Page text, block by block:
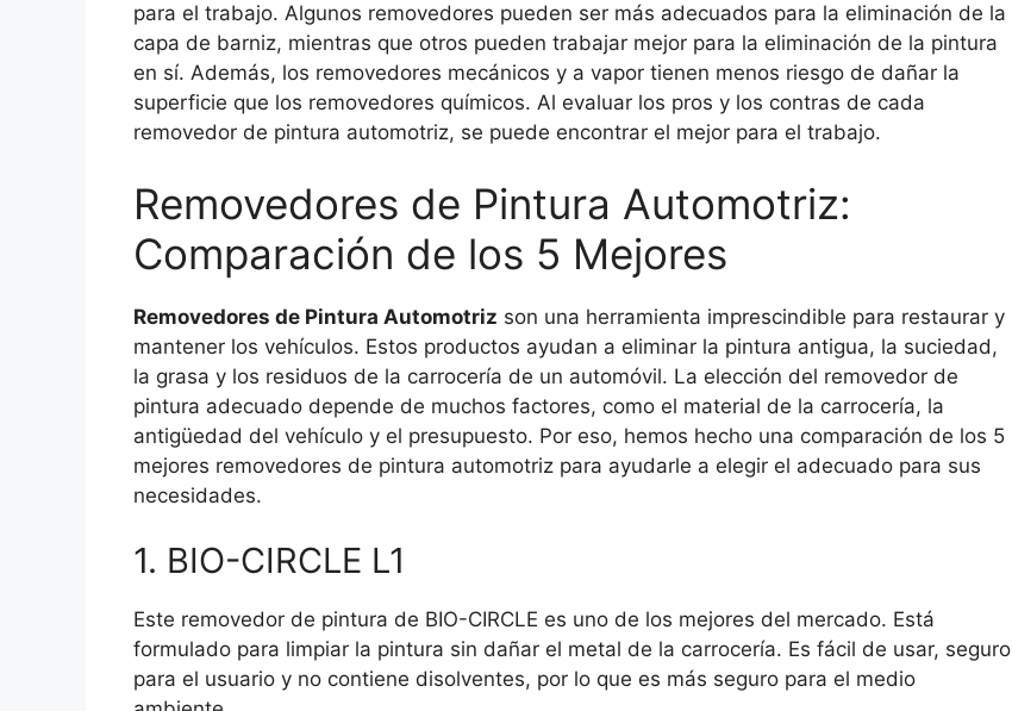
para el trabajo. Algunos removedores pueden ser más adecuados para la eliminación de la
capa de barniz, mientras que otros pueden trabajar mejor para la eliminación de la pintura
en sí. Además, los removedores mecánicos y a vapor tienen menos riesgo de dañar la
superficie que los removedores químicos. Al evaluar los pros y los contras de cada
removedor de pintura automotriz, se puede encontrar el mejor para el trabajo.
Removedores de Pintura Automotriz:
Comparación de los 5 Mejores
Removedores de Pintura Automotriz son una herramienta imprescindible para restaurar y
mantener los vehículos. Estos productos ayudan a eliminar la pintura antigua, la suciedad,
la grasa y los residuos de la carrocería de un automóvil. La elección del removedor de
pintura adecuado depende de muchos factores, como el material de la carrocería, la
antigüedad del vehículo y el presupuesto. Por eso, hemos hecho una comparación de los 5
mejores removedores de pintura automotriz para ayudarle a elegir el adecuado para sus
necesidades.
1. BIO-CIRCLE L1
Este removedor de pintura de BIO-CIRCLE es uno de los mejores del mercado. Está
formulado para limpiar la pintura sin dañar el metal de la carrocería. Es fácil de usar, seguro
para el usuario y no contiene disolventes, por lo que es más seguro para el medio